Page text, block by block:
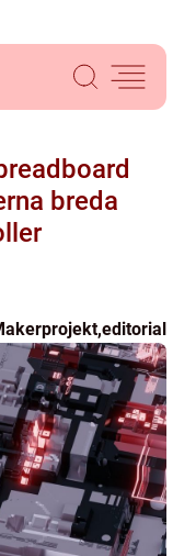
breda
,editorial